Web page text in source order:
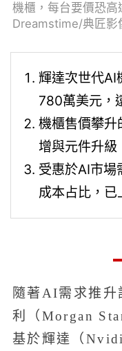
機櫃，每台要價恐高
Dreamstime/典匠影
輝達次世代
780萬美元，
機櫃售價攀升
增與元件升級
受惠於AI市場
成本占比，已
隨著AI需求推升
利（Morgan
基於輝達（